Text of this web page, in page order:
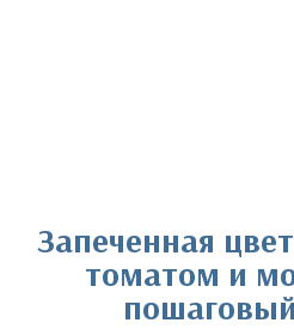
Запеченная
томатом и